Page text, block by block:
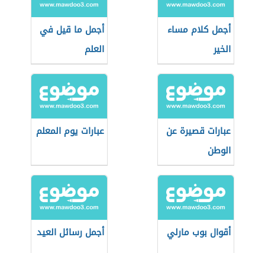
أجمل كلام مساء
الخير
أجمل ما قيل في
العلم
عبارات قصيرة عن
الوطن
عبارات يوم المعلم
أقوال بوب مارلي أجمل رسائل العيد